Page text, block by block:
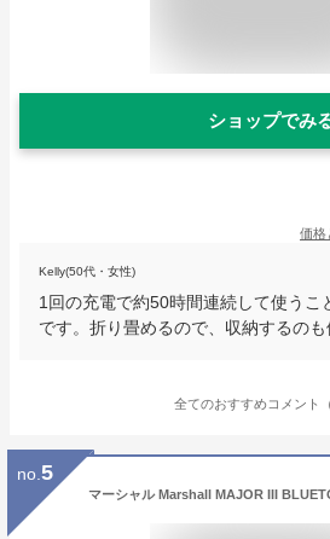
ショップでみ
価格
Kelly(50代・女性)
1回の充電で約50時間連続して使うこ
です。折り畳めるので、収納するのも
全てのおすすめコメント
no. 5